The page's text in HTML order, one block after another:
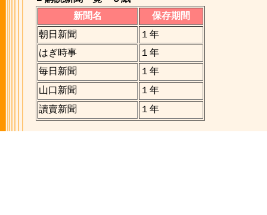
新聞名
保存期間
朝日新聞
１年
はぎ時事
１年
毎日新聞
１年
山口新聞
１年
讀賣新聞
１年